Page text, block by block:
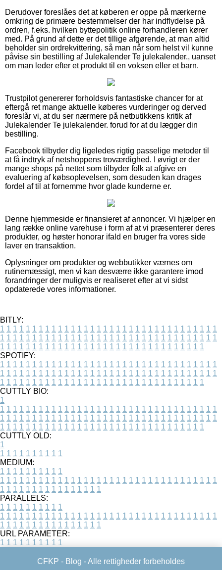
Derudover foreslåes det at køberen er oppe på mærkerne
omkring de primære bestemmelser der har indflydelse på
ordren, f.eks. hvilken byttepolitik online forhandleren kører
med. På grund af dette er det tillige afgørende, at man altid
beholder sin ordrekvittering, så man når som helst vil kunne
påvise sin bestilling af Julekalender Te julekalender., uanset
om man leder efter et produkt til en voksen eller et barn.
Trustpilot genererer forholdsvis fantastiske chancer for at
eftergå ret mange aktuelle køberes vurderinger og derved
foreslår vi, at du ser nærmere på netbutikkens kritik af
Julekalender Te julekalender. forud for at du lægger din
bestilling.
Facebook tilbyder dig ligeledes rigtig passelige metoder til
at få indtryk af netshoppens troværdighed. I øvrigt er der
mange shops på nettet som tilbyder folk at afgive en
evaluering af købsoplevelsen, som desuden kan drages
fordel af til at fornemme hvor glade kunderne er.
Denne hjemmeside er finansieret af annoncer. Vi hjælper en
lang række online varehuse i form af at vi præsenterer deres
produkter, og høster honorar ifald en bruger fra vores side
laver en transaktion.
Oplysninger om produkter og webbutikker værnes om
rutinemæssigt, men vi kan desværre ikke garantere imod
forandringer der muligvis er realiseret efter at vi sidst
opdaterede vores informationer.
BITLY:
1 1 1 1 1 1 1 1 1 1 1 1 1 1 1 1 1 1 1 1 1 1 1 1 1 1 1 1 1 1 1 1 1 1
1 1 1 1 1 1 1 1 1 1 1 1 1 1 1 1 1 1 1 1 1 1 1 1 1 1 1 1 1 1 1 1 1 1
1 1 1 1 1 1 1 1 1 1 1 1 1 1 1 1 1 1 1 1 1 1 1 1 1 1 1 1 1 1 1 1
SPOTIFY:
1 1 1 1 1 1 1 1 1 1 1 1 1 1 1 1 1 1 1 1 1 1 1 1 1 1 1 1 1 1 1 1 1 1
1 1 1 1 1 1 1 1 1 1 1 1 1 1 1 1 1 1 1 1 1 1 1 1 1 1 1 1 1 1 1 1 1 1
1 1 1 1 1 1 1 1 1 1 1 1 1 1 1 1 1 1 1 1 1 1 1 1 1 1 1 1 1 1 1 1
CUTTLY BIO:
1
1 1 1 1 1 1 1 1 1 1 1 1 1 1 1 1 1 1 1 1 1 1 1 1 1 1 1 1 1 1 1 1 1 1
1 1 1 1 1 1 1 1 1 1 1 1 1 1 1 1 1 1 1 1 1 1 1 1 1 1 1 1 1 1 1 1 1 1
1 1 1 1 1 1 1 1 1 1 1 1 1 1 1 1 1 1 1 1 1 1 1 1 1 1 1 1 1 1 1 1
CUTTLY OLD:
1
1 1 1 1 1 1 1 1 1 1
MEDIUM:
1 1 1 1 1 1 1 1 1 1
1 1 1 1 1 1 1 1 1 1 1 1 1 1 1 1 1 1 1 1 1 1 1 1 1 1 1 1 1 1 1 1 1 1
1 1 1 1 1 1 1 1 1 1 1 1 1 1 1 1
PARALLELS:
1 1 1 1 1 1 1 1 1 1
1 1 1 1 1 1 1 1 1 1 1 1 1 1 1 1 1 1 1 1 1 1 1 1 1 1 1 1 1 1 1 1 1 1
1 1 1 1 1 1 1 1 1 1 1 1 1 1 1 1
URL PARAMETER:
1 1 1 1 1 1 1 1 1 1
CFKP - Blog - Alle rettigheder forbeholdes